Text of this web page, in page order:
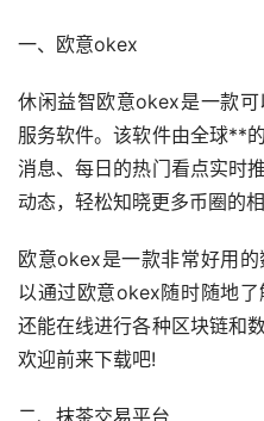
一、欧意okex
休闲益智欧意okex是一款
服务软件。该软件由全球**
消息、每日的热门看点实时
动态，轻松知晓更多币圈的相
欧意okex是一款非常好用
以通过欧意okex随时随地
还能在线进行各种区块链和
欢迎前来下载吧!
二、抹茶交易平台